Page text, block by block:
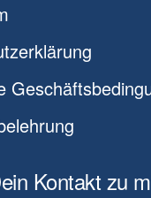
Kontakt zu